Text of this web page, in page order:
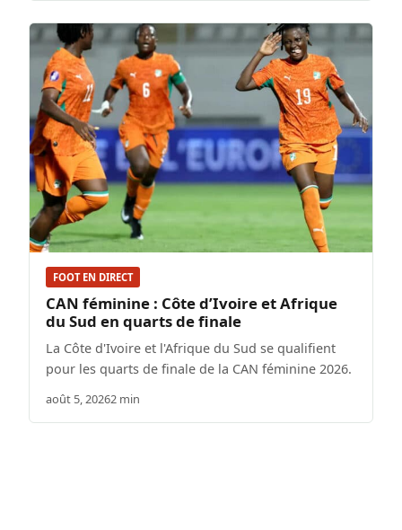
FOOT EN DIRECT
CAN féminine : Côte d’Ivoire et Afrique
du Sud en quarts de finale
La Côte d'Ivoire et l'Afrique du Sud se qualifient
pour les quarts de finale de la CAN féminine 2026.
août 5, 20262 min